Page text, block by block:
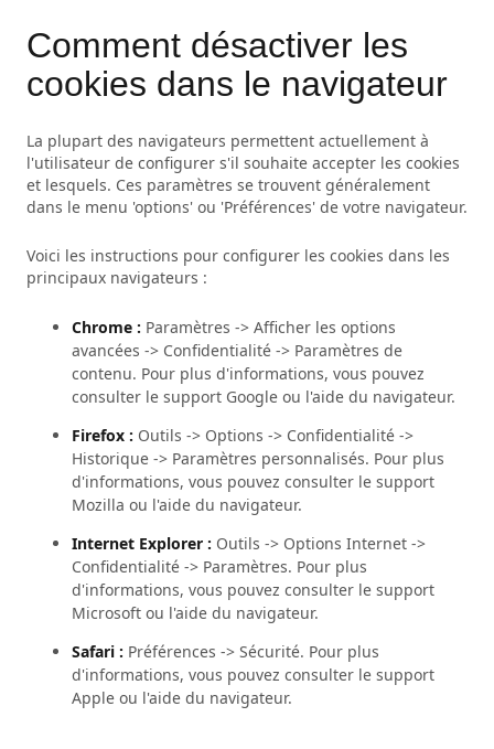
Comment désactiver les
cookies dans le navigateur
La plupart des navigateurs permettent actuellement à
l'utilisateur de configurer s'il souhaite accepter les cookies
et lesquels. Ces paramètres se trouvent généralement
dans le menu 'options' ou 'Préférences' de votre navigateur.
Voici les instructions pour configurer les cookies dans les
principaux navigateurs :
Chrome : Paramètres -> Afficher les options
avancées -> Confidentialité -> Paramètres de
contenu. Pour plus d'informations, vous pouvez
consulter le support Google ou l'aide du navigateur.
Firefox : Outils -> Options -> Confidentialité ->
Historique -> Paramètres personnalisés. Pour plus
d'informations, vous pouvez consulter le support
Mozilla ou l'aide du navigateur.
Internet Explorer : Outils -> Options Internet ->
Confidentialité -> Paramètres. Pour plus
d'informations, vous pouvez consulter le support
Microsoft ou l'aide du navigateur.
Safari : Préférences -> Sécurité. Pour plus
d'informations, vous pouvez consulter le support
Apple ou l'aide du navigateur.